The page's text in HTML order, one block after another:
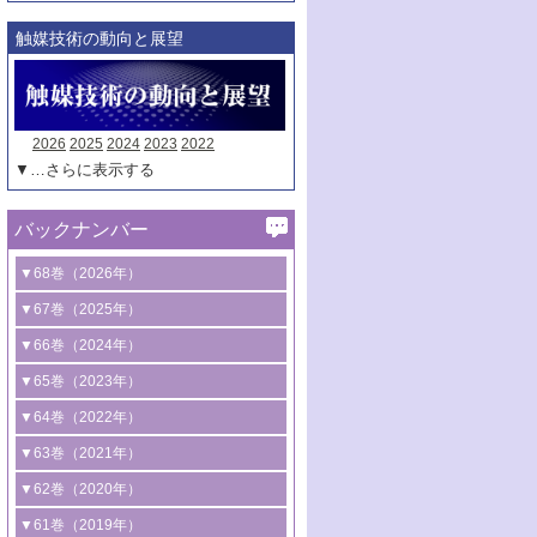
触媒技術の動向と展望
2026 2025 2024 2023 2022
▼…さらに表示する
バックナンバー
▼68巻（2026年）
1号 過酸化水素合成に関する研究動向
2号 コンピューター技術により加速する
触媒開発
3号 有機分子変換やCO 資源化のための
光触媒に関する最近の研究
B号 第137回触媒討論会（2026年）
▼67巻（2025年）
1号 CO
水素化によるグリーン燃料/グリ
ーンケミカル製造
2号 水素製造のための水分解技術に関す
る最近の研究
3号 オレフィン系樹脂の精密合成に関す
る最新技術
4号 アルコール類の効率的変換を実現す
▼66巻（2024年）
1号 低次元ナノ構造を有する触媒材料
2号 規制反応場を活用した固体触媒研究
の新展開
3号 未踏分子変換を目指した酸化触媒プ
ロセスの最前線
4号 シンクロトロン放射光および中性子
▼65巻（2023年）
1号 炭素が関わる触媒機能
2号 プラスチックケミカルリサイクルの
ための触媒技術
3号 非酸化物系金属化合物を基盤とした
▼64巻（2022年）
1号 合成ガス製造とCOを用いるケミカル
ズ合成の最新動向
2号 化学品合成のための合金触媒開発
▼63巻（2021年）
1号 金触媒の新展開
2号 ペロブスカイト
▼62巻（2020年）
1号 触媒設計を拓く欠陥構造のキャラク
▼61巻（2019年）